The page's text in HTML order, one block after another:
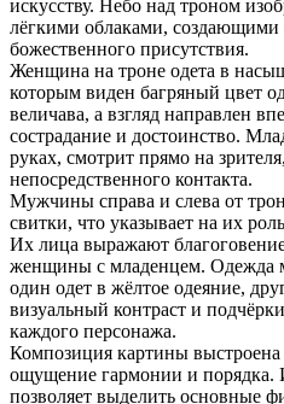
искусству. Небо над троном
лёгкими облаками,
божественного присутствия.
Женщина на троне одета в
которым виден багряный цвет
величава, а взгляд направлен
сострадание и достоинство.
руках, смотрит прямо на
непосредственного контакта.
Мужчины справа и слева от
свитки, что указывает на их
Их лица выражают
женщины с младенцем. Одежда
один одет в жёлтое одеяние,
визуальный контраст и
каждого персонажа.
Композиция картины
ощущение гармонии и порядка.
позволяет выделить основные